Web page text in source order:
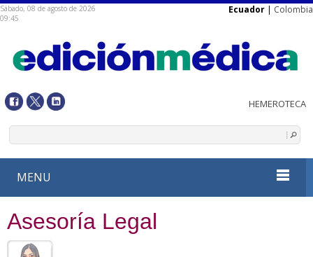
Sábado, 08 de agosto de 2026
09:45
Ecuador | Colombia
MENU
Asesoría Legal